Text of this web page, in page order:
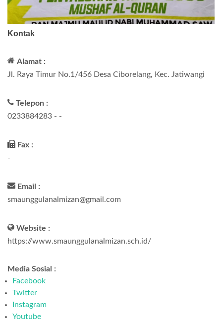
Kontak
Alamat :
Jl. Raya Timur No.1/456 Desa Ciborelang, Kec. Jatiwangi
Telepon :
0233884283 - -
Fax :
-
Email :
smaunggulanalmizan@gmail.com
Website :
https://www.smaunggulanalmizan.sch.id/
Media Sosial :
Facebook
Twitter
Instagram
Youtube